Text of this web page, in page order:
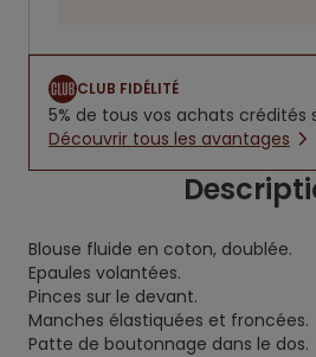
CLUB FIDÉLITÉ
5% de tous vos achats
Découvrir tous les avantages
Blouse fluide en coton, doublée.
Epaules volantées.
Pinces sur le devant.
Manches élastiquées et froncées.
Patte de boutonnage dans le dos.